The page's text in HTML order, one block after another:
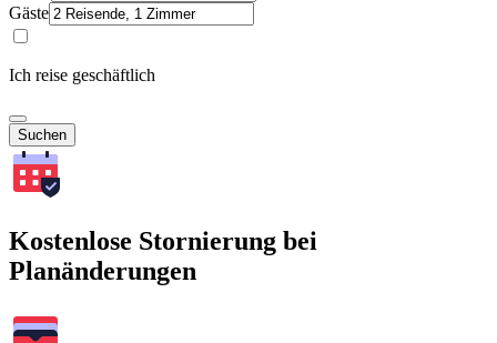
Gäste
Ich reise geschäftlich
Suchen
Kostenlose Stornierung bei
Planänderungen